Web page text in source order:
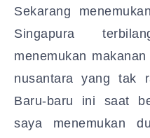
Sekarang
Singapura
menemukan
nusantara yang tak
Baru-baru ini saat
saya menemukan